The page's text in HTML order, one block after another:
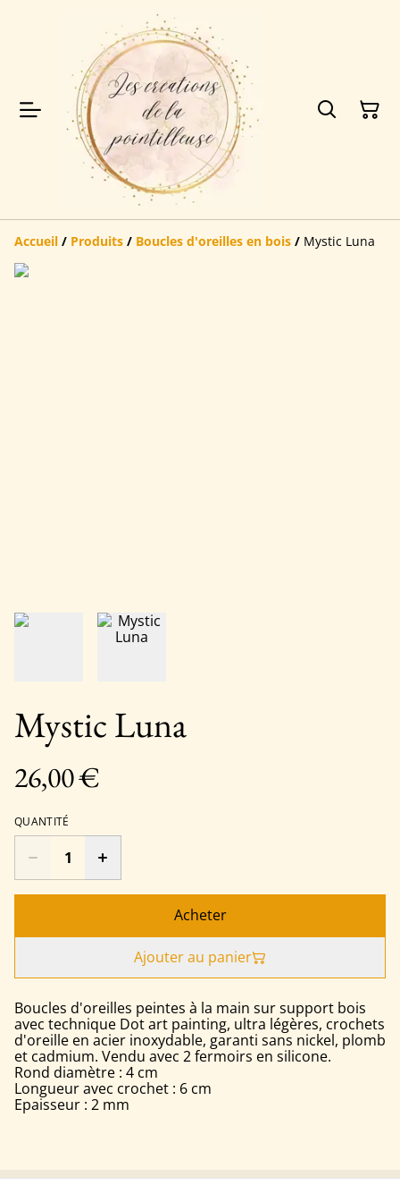
Accueil / Produits / Boucles d'oreilles en bois / Mystic Luna
Mystic Luna
26,00 €
QUANTITÉ
Acheter
Ajouter au panier
Boucles d'oreilles peintes à la main sur support bois
avec technique Dot art painting, ultra légères, crochets
d'oreille en acier inoxydable, garanti sans nickel, plomb
et cadmium. Vendu avec 2 fermoirs en silicone.
Rond diamètre : 4 cm
Longueur avec crochet : 6 cm
Epaisseur : 2 mm